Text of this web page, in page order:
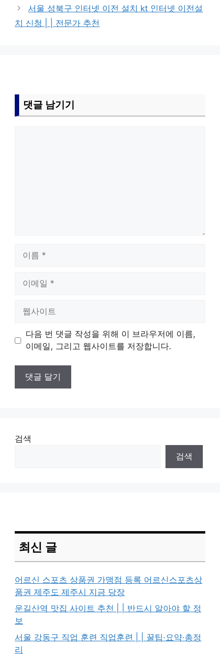
서울 성북구 인터넷 이전 설치 kt 인터넷 이전설
치 신청 | | 전문가 추천
댓글 남기기
트
다음 번 댓글 작성을 위해 이 브라우저에 이름,
이메일, 그리고 웹사이트를 저장합니다.
검색
검색
최신 글
어르신 스포츠 상품권 가맹점 등록 어르신스포츠상
품권 제주도 제주시 지금 당장
운길산역 맛집 사이트 추천 | | 반드시 알아야 할 정
보
서울 강동구 직업 훈련 직업훈련 | | 꿀팁·요약·총정
리